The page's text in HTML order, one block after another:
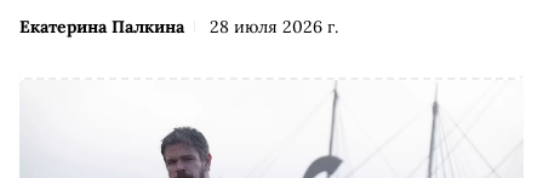
Екатерина Палкина 28 июля 2026 г.